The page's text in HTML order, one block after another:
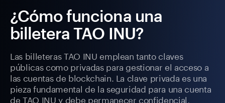
¿Cómo funciona una
billetera TAO INU?
Las billeteras TAO INU emplean tanto claves
públicas como privadas para gestionar el acceso a
las cuentas de blockchain. La clave privada es una
pieza fundamental de la seguridad para una cuenta
de TAO INU y debe permanecer confidencial,